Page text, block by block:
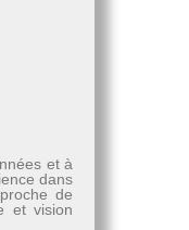
et à
dans
de
et vision